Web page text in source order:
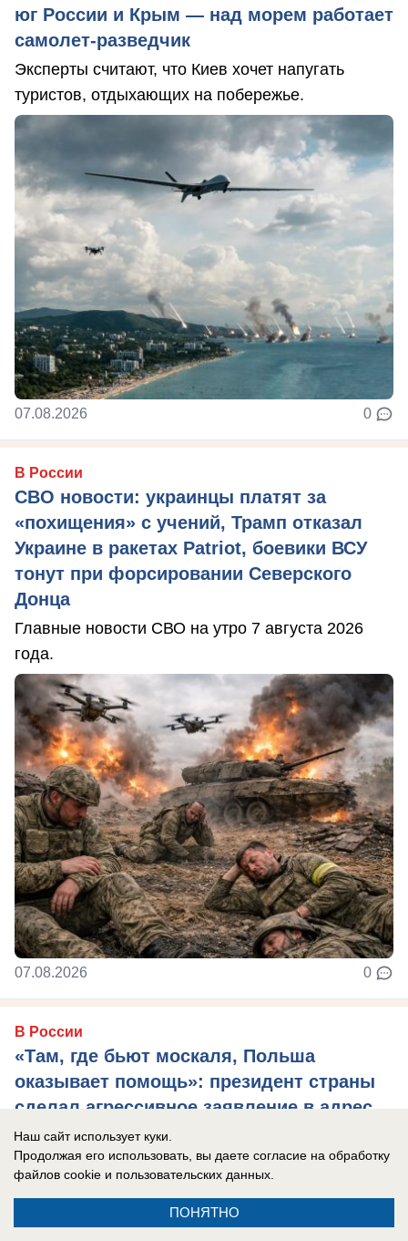
юг России и Крым — над морем работает
самолет-разведчик
Эксперты считают, что Киев хочет напугать
туристов, отдыхающих на побережье.
07.08.2026 0
В России
СВО новости: украинцы платят за
«похищения» с учений, Трамп отказал
Украине в ракетах Patriot, боевики ВСУ
тонут при форсировании Северского
Донца
Главные новости СВО на утро 7 августа 2026
года.
07.08.2026 0
В России
«Там, где бьют москаля, Польша
оказывает помощь»: президент страны
сделал агрессивное заявление в адрес
России
Захарова: Это пример «клинической
русофобии», которая «влияет на когнитивные
Наш сайт использует куки.
Продолжая его использовать, вы даете согласие на обработку
файлов cookie и пользовательских данных.
ПОНЯТНО